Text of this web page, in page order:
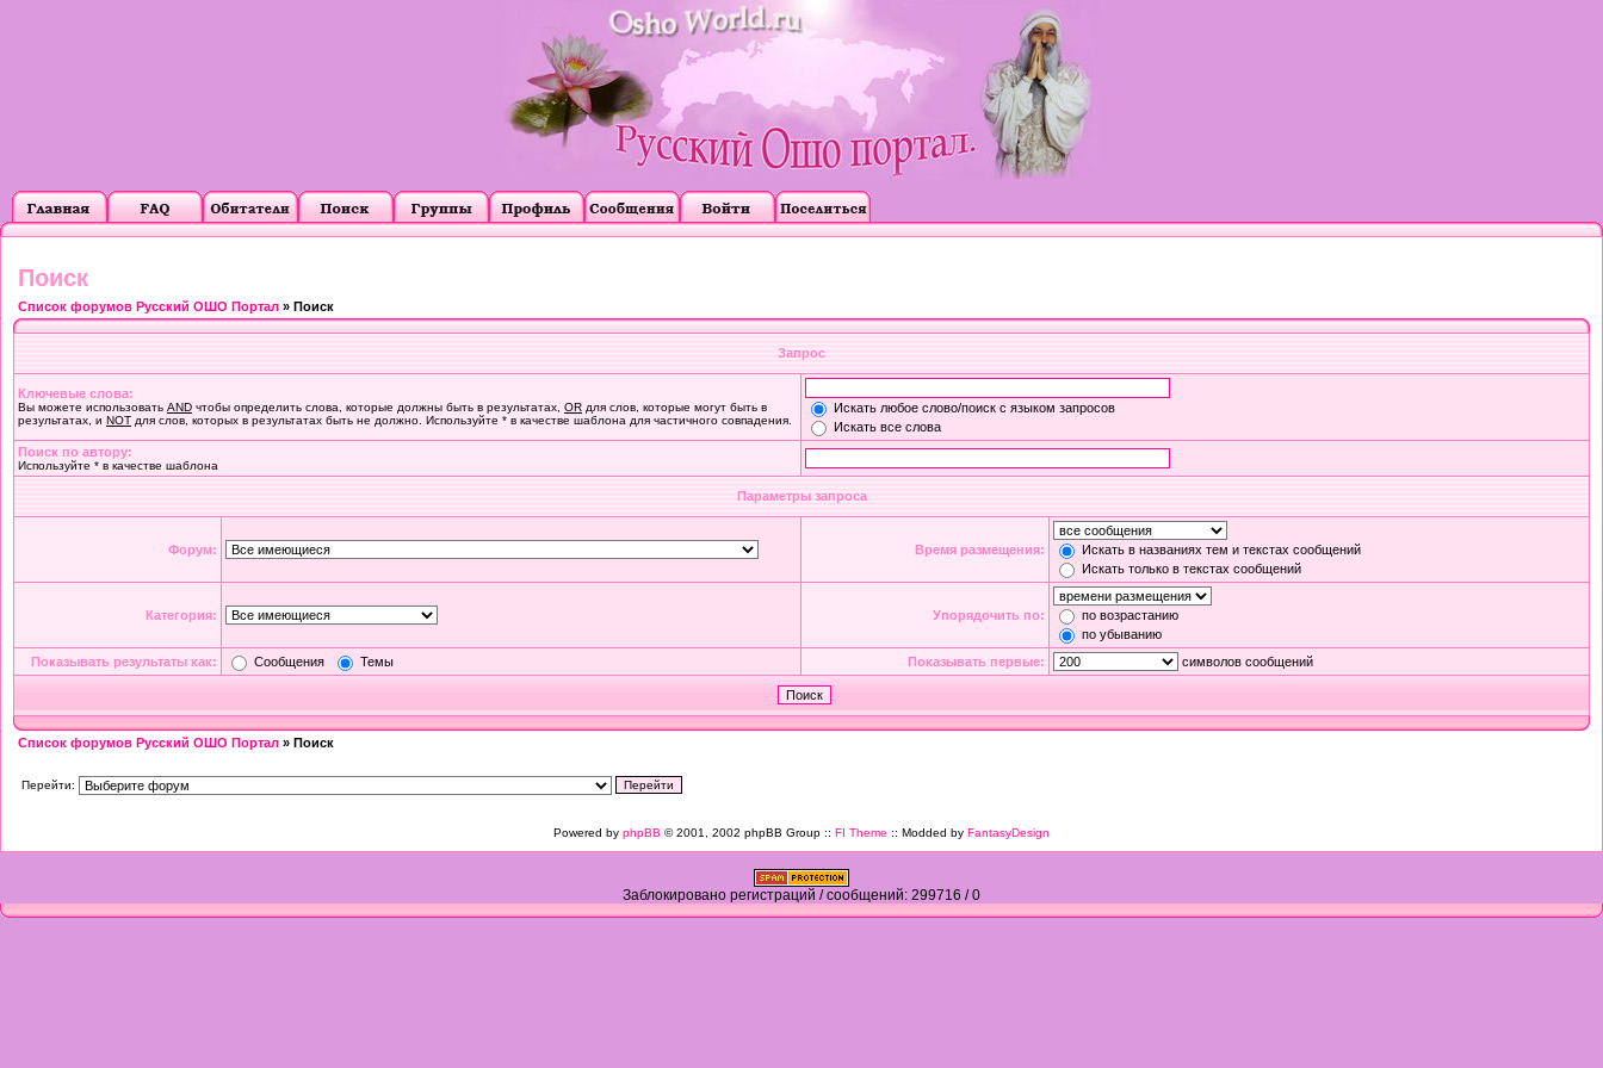
Поиск
Список форумов Русский ОШО Портал » Поиск
Запрос
Ключевые слова:
Вы можете использовать AND чтобы определить слова, которые должны быть в результатах, OR для слов, которые могут быть в
результатах, и NOT для слов, которых в результатах быть не должно. Используйте * в качестве шаблона для частичного совпадения.
Искать любое слово/поиск с языком запросов
Искать все слова
Поиск по автору:
Используйте * в качестве шаблона
Параметры запроса
Форум: Время размещения:
Искать в названиях тем и текстах сообщений
Искать только в текстах сообщений
Категория: Упорядочить по:
по возрастанию
по убыванию
Показывать результаты как:
Сообщения Темы Показывать первые: символов сообщений
Список форумов Русский ОШО Портал » Поиск
Перейти:
Powered by phpBB © 2001, 2002 phpBB Group :: FI Theme :: Modded by FantasyDesign
Заблокировано регистраций / сообщений: 299716 / 0